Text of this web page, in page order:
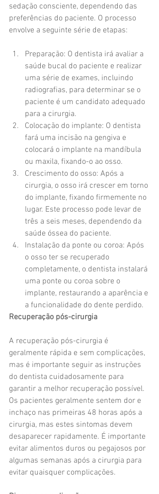
sedação consciente, dependendo das
preferências do paciente. O processo
envolve a seguinte série de etapas:
Preparação: O dentista irá avaliar a
saúde bucal do paciente e realizar
uma série de exames, incluindo
radiografias, para determinar se o
paciente é um candidato adequado
para a cirurgia.
Colocação do implante: O dentista
fará uma incisão na gengiva e
colocará o implante na mandíbula
ou maxila, fixando-o ao osso.
Crescimento do osso: Após a
cirurgia, o osso irá crescer em torno
do implante, fixando firmemente no
lugar. Este processo pode levar de
três a seis meses, dependendo da
saúde óssea do paciente.
Instalação da ponte ou coroa: Após
o osso ter se recuperado
completamente, o dentista instalará
uma ponte ou coroa sobre o
implante, restaurando a aparência e
a funcionalidade do dente perdido.
Recuperação pós-cirurgia
A recuperação pós-cirurgia é
geralmente rápida e sem complicações,
mas é importante seguir as instruções
do dentista cuidadosamente para
garantir a melhor recuperação possível.
Os pacientes geralmente sentem dor e
inchaço nas primeiras 48 horas após a
cirurgia, mas estes sintomas devem
desaparecer rapidamente. É importante
evitar alimentos duros ou pegajosos por
algumas semanas após a cirurgia para
evitar quaisquer complicações.